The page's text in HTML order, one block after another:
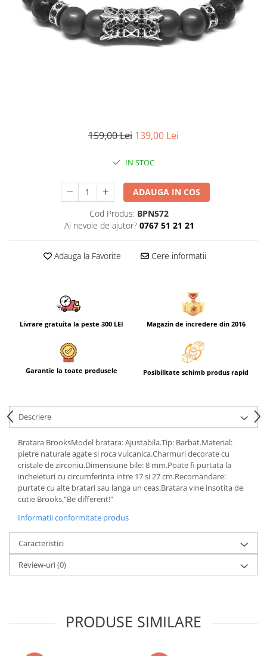
CERCEI
CEASURI DAMA
159,00 Lei 139,00 Lei
IN STOC
ADAUGA IN COS
Cod Produs: BPN572
Ai nevoie de ajutor? 0767 51 21 21
Adauga la Favorite Cere informatii
Livrare gratuita la peste 300 LEI Magazin de incredere din 2016
Garantie la toate produsele Posibilitate schimb produs rapid
Descriere
Bratara BrooksModel bratara: Ajustabila.Tip: Barbat.Material:
pietre naturale agate si roca vulcanica.Charmuri decorate cu
cristale de zirconiu.Dimensiune bile: 8 mm.Poate fi purtata la
incheieturi cu circumferinta intre 17 si 27 cm.Recomandare:
purtate cu alte bratari sau langa un ceas.Bratara vine insotita de
cutie Brooks."Be different!"
Informatii conformitate produs
Caracteristici
Review-uri(0)
PRODUSE SIMILARE